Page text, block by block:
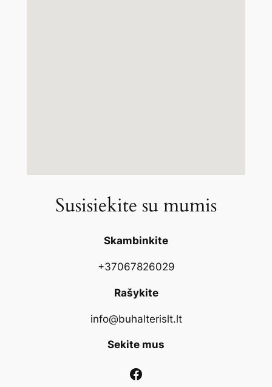
Susisiekite su mumis
Skambinkite
+37067826029
Rašykite
info@buhalterislt.lt
Sekite mus
Facebook